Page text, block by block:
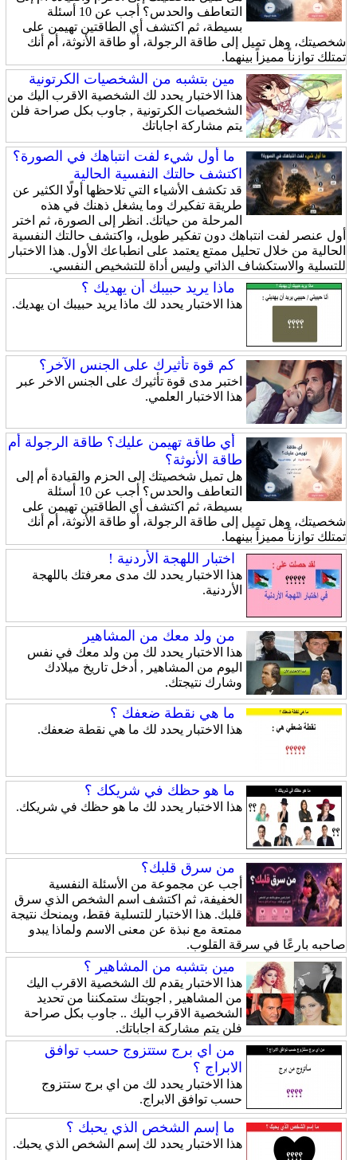
التعاطف والحدس؟ أجب عن 10 أسئلة
بسيطة، ثم اكتشف أي الطاقتين تهيمن على
شخصيتك، وهل تميل إلى طاقة الرجولة، أو طاقة الأنوثة، أم أنك
تمتلك توازناً مميزاً بينهما.
مين بتشبه من الشخصيات الكرتونية
هذا الاختبار يحدد لك الشخصية الاقرب اليك من
الشخصيات الكرتونية , جاوب بكل صراحة فلن
يتم مشاركة اجاباتك
ما أول شيء لفت انتباهك في الصورة؟
اكتشف حالتك النفسية الحالية
قد تكشف الأشياء التي تلاحظها أولًا الكثير عن
طريقة تفكيرك وما يشغل ذهنك في هذه
المرحلة من حياتك. انظر إلى الصورة، ثم اختر
أول عنصر لفت انتباهك دون تفكير طويل، واكتشف حالتك النفسية
الحالية من خلال تحليل ممتع يعتمد على انطباعك الأول. هذا الاختبار
للتسلية والاستكشاف الذاتي وليس أداة للتشخيص النفسي.
ماذا يريد حبيبك أن يهديك ؟
هذا الاختبار يحدد لك ماذا يريد حبيبك ان يهديك.
كم قوة تأثيرك على الجنس الآخر؟
اختبر مدى قوة تأثيرك على الجنس الاخر عبر
هذا الاختبار العلمي.
أي طاقة تهيمن عليك؟ طاقة الرجولة أم
طاقة الأنوثة؟
هل تميل شخصيتك إلى الحزم والقيادة أم إلى
التعاطف والحدس؟ أجب عن 10 أسئلة
بسيطة، ثم اكتشف أي الطاقتين تهيمن على
شخصيتك، وهل تميل إلى طاقة الرجولة، أو طاقة الأنوثة، أم أنك
تمتلك توازناً مميزاً بينهما.
اختبار اللهجة الأردنية !
هذا الاختبار يحدد لك مدى معرفتك باللهجة
الأردنية.
من ولد معك من المشاهير
هذا الاختبار يحدد لك من ولد معك في نفس
اليوم من المشاهير , أدخل تاريخ ميلادك
وشارك نتيجتك.
ما هي نقطة ضعفك ؟
هذا الاختبار يحدد لك ما هي نقطة ضعفك.
ما هو حظك في شريكك ؟
هذا الاختبار يحدد لك ما هو حظك في شريكك.
من سرق قلبك؟
أجب عن مجموعة من الأسئلة النفسية
الخفيفة، ثم اكتشف اسم الشخص الذي سرق
قلبك. هذا الاختبار للتسلية فقط، ويمنحك نتيجة
ممتعة مع نبذة عن معنى الاسم ولماذا يبدو
صاحبه بارعًا في سرقة القلوب.
مين بتشبه من المشاهير ؟
هذا الاختبار يقدم لك الشخصية الاقرب اليك
من المشاهير , اجوبتك ستمكننا من تحديد
الشخصية الاقرب اليك .. جاوب بكل صراحة
فلن يتم مشاركة اجاباتك.
من اي برج ستتزوج حسب توافق
الابراج ؟
هذا الاختبار يحدد لك من اي برج ستتزوج
حسب توافق الابراج.
ما إسم الشخص الذي يحبك ؟
هذا الاختبار يحدد لك إسم الشخص الذي يحبك.